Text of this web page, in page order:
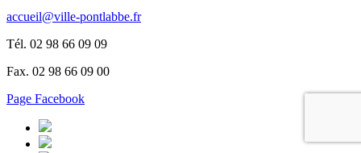
accueil@ville-pontlabbe.fr
Tél. 02 98 66 09 09
Fax. 02 98 66 09 00
Page Facebook